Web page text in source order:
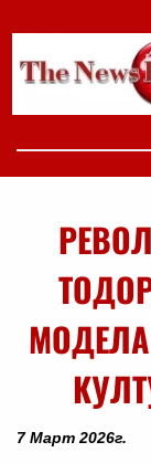
7 Март 2026г.